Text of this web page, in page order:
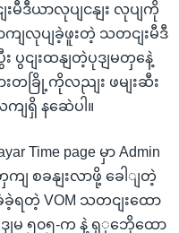
ဒီယာလုပျငနျး လုပျကို
ျလုပျခဲ့ဖူးတဲ့ သတငျးမီဒီ
ပွငျးထနျတဲ့ပုဒျမတှနေဲ့
တခြို့ကိုလညျး ဖမျးဆီး
ျရှိ နဆေဲပါ။
Time page မှာ Admin
ကျ စခနျးလာဖို့ ခေါျတဲ့
ခဲ့ရတဲ့ VOM သတငျးထော
ဒျမ ၅၀၅-က နဲ့ ရှှဘေိုထော